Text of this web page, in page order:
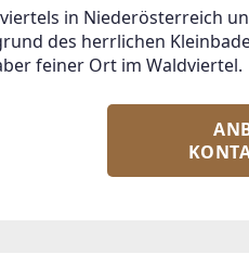
in Niederösterreich
des herrlichen
feiner Ort im Waldviertel.